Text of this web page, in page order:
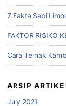
7 Fakta Sapi
FAKTOR RISIKO
Cara Ternak
ARSIP
July 2021